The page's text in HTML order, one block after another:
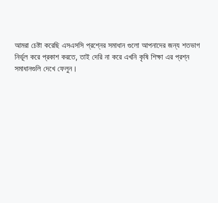
আমরা চেষ্টা করেছি এসএসসি প্রশ্নের সমাধান গুলো আপনাদের জন্য শতভাগ
নির্ভূল করে প্রকাশ করতে, তাই দেরি না করে এখনি কৃষি শিক্ষা এর প্রশ্ন
সমাধানগুলি দেখে ফেলুন।